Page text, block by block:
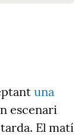
una
escenari
El matí